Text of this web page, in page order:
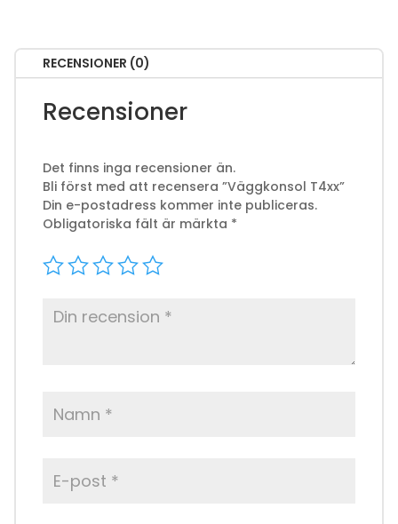
RECENSIONER (0)
Recensioner
Det finns inga recensioner än.
Bli först med att recensera ”Väggkonsol T4xx”
Din e-postadress kommer inte publiceras.
Obligatoriska fält är märkta *